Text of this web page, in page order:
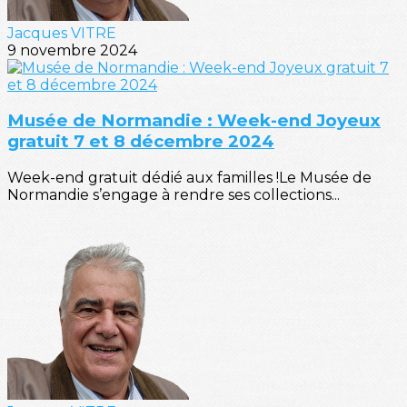
Jacques VITRE
9 novembre 2024
Musée de Normandie : Week-end Joyeux
gratuit 7 et 8 décembre 2024
Week-end gratuit dédié aux familles !Le Musée de
Normandie s’engage à rendre ses collections...